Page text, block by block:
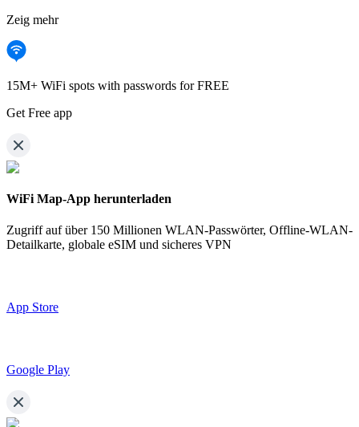
Zeig mehr
15M+ WiFi spots with passwords for FREE
Get Free app
WiFi Map-App herunterladen
Zugriff auf über 150 Millionen WLAN-Passwörter, Offline-WLAN-
Detailkarte, globale eSIM und sicheres VPN
App Store
Google Play